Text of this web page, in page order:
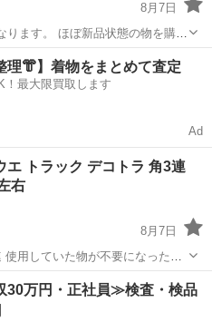
8月7日
態の物を購入
ったのと、私が試しに登った 計2
、車外用品
理👘】着物をまとめて査定
！最大限買取します
Ad
エ トラック デコトラ 角3連
右
8月7日
用していた物が不要になった為
接続タイプ: 配線接続 - 状態: 使用感あり 寸法 横 約430mm ...
外装、車外用品 テール
30万円・正社員≫検査・検品